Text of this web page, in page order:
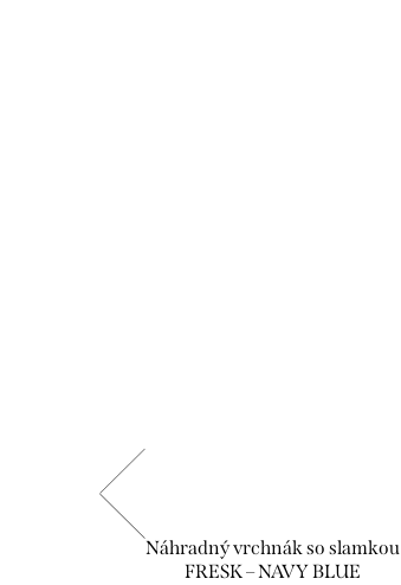
Náhradný vrchnák so slamkou
FRESK – NAVY BLUE